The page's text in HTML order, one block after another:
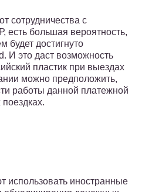
сотрудничества с
есть большая вероятность,
будет достигнуто
И это даст возможность
пластик при выездах
можно предположить,
работы данной платежной
использовать иностранные